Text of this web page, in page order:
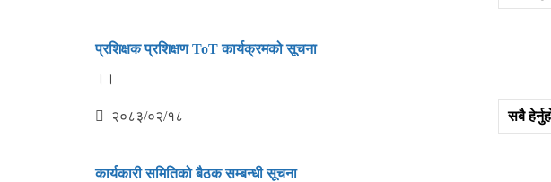
प्रशिक्षक प्रशिक्षण ToT कार्यक्रमको सूचना
।।
२०८३/०२/१८ सबै
कार्यकारी समितिको बैठक सम्‍बन्‍धी सूचना